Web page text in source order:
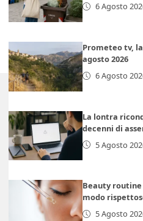
6 Agosto
Prometeo tv,
agosto 2026
6 Agosto
La lontra
decenni di
5 Agosto
Beauty
modo
5 Agosto